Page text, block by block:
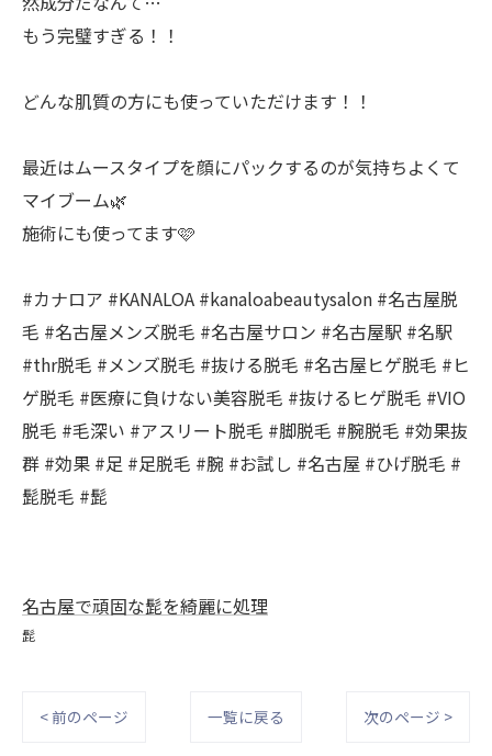
もう完璧すぎる！！
どんな肌質の方にも使っていただけます！！
最近はムースタイプを顔にパックするのが気持ちよくて
マイブーム🌿
施術にも使ってます🩷
#カナロア #KANALOA #kanaloabeautysalon #名古屋脱
毛 #名古屋メンズ脱毛 #名古屋サロン #名古屋駅 #名駅
#thr脱毛 #メンズ脱毛 #抜ける脱毛 #名古屋ヒゲ脱毛 #ヒ
ゲ脱毛 #医療に負けない美容脱毛 #抜けるヒゲ脱毛 #VIO
脱毛 #毛深い #アスリート脱毛 #脚脱毛 #腕脱毛 #効果抜
群 #効果 #足 #足脱毛 #腕 #お試し #名古屋 #ひげ脱毛 #
髭脱毛 #髭
名古屋で頑固な髭を綺麗に処理
髭
< 前のページ 一覧に戻る 次のページ >